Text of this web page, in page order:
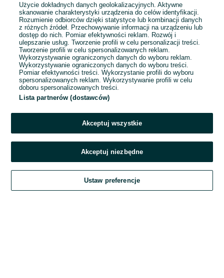
E-mail
Hasło
Zaloguj się
Kontynuując za pośrednictwem jednego z dostawców wskazanych powyżej,
OLX.pl w jego aktualnym brzmieniu.
Użycie dokładnych danych geolokalizacyjnych. Aktywne
skanowanie charakterystyki urządzenia do celów identyfikacji.
Rozumienie odbiorców dzięki statystyce lub kombinacji danych
z różnych źródeł. Przechowywanie informacji na urządzeniu lub
dostęp do nich. Pomiar efektywności reklam. Rozwój i
ulepszanie usług. Tworzenie profili w celu personalizacji treści.
Tworzenie profili w celu spersonalizowanych reklam.
Wykorzystywanie ograniczonych danych do wyboru reklam.
Wykorzystywanie ograniczonych danych do wyboru treści.
Pomiar efektywności treści. Wykorzystanie profili do wyboru
spersonalizowanych reklam. Wykorzystywanie profili w celu
doboru spersonalizowanych treści.
Lista partnerów (dostawców)
Akceptuj wszystkie
Akceptuj niezbędne
Ustaw preferencje